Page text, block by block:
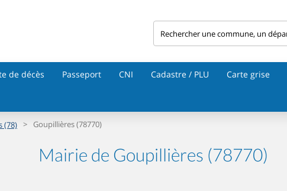
de décès Passeport CNI Cadastre / PLU Carte grise
(78) > Goupillières (78770)
Mairie de Goupillières (78770)